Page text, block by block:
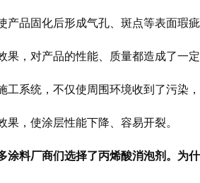
品固化后形成气孔、斑点等表面瑕疵
，对产品的性能、质量都造成了一
工系统，不仅使周围环境收到了污染
，使涂层性能下降、容易开裂。
涂料厂商们选择了丙烯酸消泡剂。为